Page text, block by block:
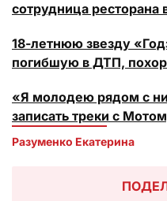
сотрудница ресторана
18-летнюю звезду
погибшую в ДТП,
«Я молодею рядом с
записать треки с
Разуменко Екатерина